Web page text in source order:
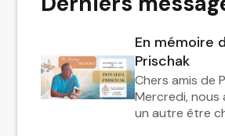
En mémoire
Prischak
Chers amis de
Mercredi, nous
un autre être